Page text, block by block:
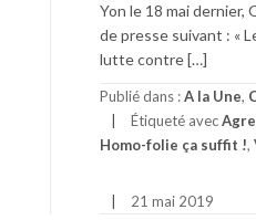
Yon le 18 mai dernier,
de presse suivant : «
lutte contre […]
Publié dans :A la Une,
Étiqueté avec
Homo-folie ça suffit !,
21 mai 2019